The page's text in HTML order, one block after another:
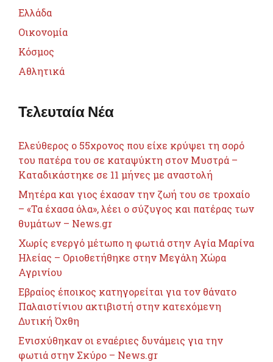
Ελλάδα
Οικονομία
Κόσμος
Αθλητικά
Τελευταία Νέα
Ελεύθερος ο 55χρονος που είχε κρύψει τη σορό
του πατέρα του σε καταψύκτη στον Μυστρά –
Καταδικάστηκε σε 11 μήνες με αναστολή
Μητέρα και γιος έχασαν την ζωή του σε τροχαίο
– «Τα έχασα όλα», λέει ο σύζυγος και πατέρας των
θυμάτων – News.gr
Χωρίς ενεργό μέτωπο η φωτιά στην Αγία Μαρίνα
Ηλείας – Οριοθετήθηκε στην Μεγάλη Χώρα
Αγρινίου
Εβραίος έποικος κατηγορείται για τον θάνατο
Παλαιστίνιου ακτιβιστή στην κατεχόμενη
Δυτική Όχθη
Ενισχύθηκαν οι εναέριες δυνάμεις για την
φωτιά στην Σκύρο – News.gr